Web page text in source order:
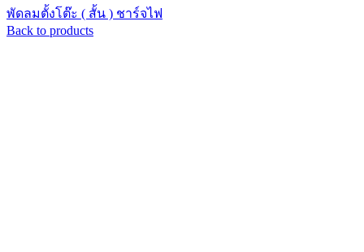
พัดลมตั้งโต๊ะ ( สั้น ) ชาร์จไฟ
Back to products